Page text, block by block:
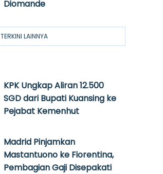
Diomande
TERKINI LAINNYA
KPK Ungkap Aliran 12.500
SGD dari Bupati Kuansing ke
Pejabat Kemenhut
Madrid Pinjamkan
Mastantuono ke Fiorentina,
Pembagian Gaji Disepakati